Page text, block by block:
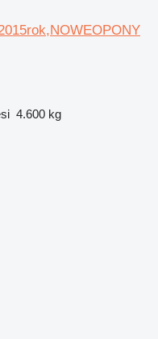
4.600 kg